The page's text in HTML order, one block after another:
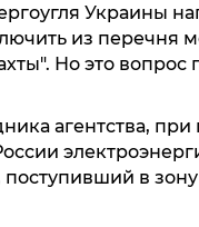
Украины
из перечня
Но это вопрос
агентства,
в